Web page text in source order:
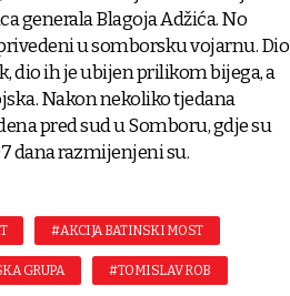
generala Blagoja Adžića. No
u somborsku vojarnu. Dio
dio ih je ubijen prilikom bijega, a
Nakon nekoliko tjedana
pred sud u Somboru, gdje su
dana razmijenjeni su.
#AKCIJA BATINSKI MOST
GRUPA #TOMISLAV ROB